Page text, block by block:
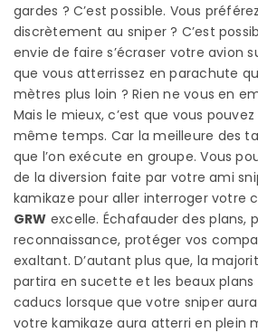
gardes ? C’est possible. Vous
discrètement au sniper ? C’est
envie de faire s’écraser votre avion
que vous atterrissez en parachute
mètres plus loin ? Rien ne vous en
Mais le mieux, c’est que vous
même temps. Car la meilleure des
que l’on exécute en groupe. Vous
de la diversion faite par votre ami
kamikaze pour aller interroger votre
GRW excelle. Échafauder des plans,
reconnaissance, protéger vos
exaltant. D’autant plus que, la
partira en sucette et les beaux
caducs lorsque que votre sniper
votre kamikaze aura atterri en plein